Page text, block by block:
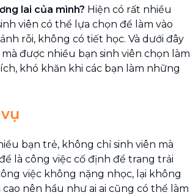
lai của mình? Hiện có rất nhiều
viên có thể lựa chọn để làm vào
rỗi, không có tiết học. Và dưới đây
được nhiều bạn sinh viên chọn làm
khó khăn khi các bạn làm những
bạn trẻ, không chỉ sinh viên mà
là công việc cố định để trang trải
việc không nặng nhọc, lại không
nên hầu như ai ai cũng có thể làm